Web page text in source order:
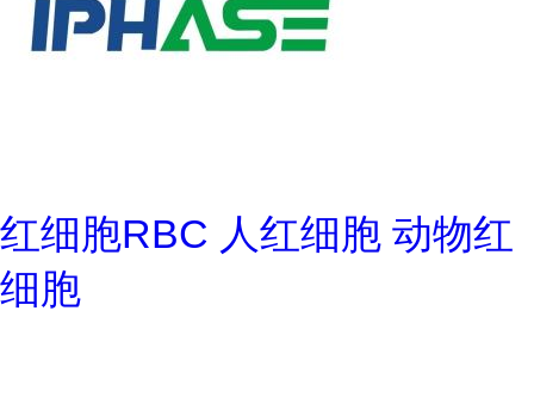
红细胞RBC 人红细胞 动物红
细胞